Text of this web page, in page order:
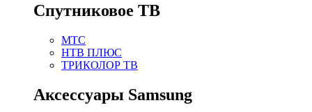
Спутниковое ТВ
МТС
НТВ ПЛЮС
ТРИКОЛОР ТВ
Аксессуары Samsung